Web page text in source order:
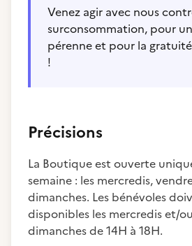
Venez agir avec nous
surconsommation, pour
pérenne et pour la
!
Précisions
La Boutique est ouverte
semaine : les mercredis,
dimanches. Les bénévoles
disponibles les mercredis et/
dimanches de 14H à 18H.